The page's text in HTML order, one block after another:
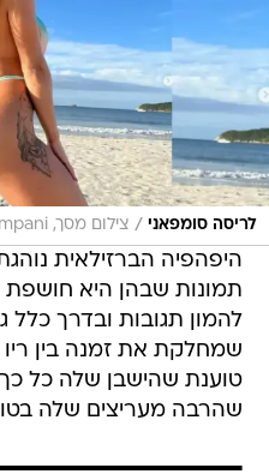
לריסה סומפאני / צילום מסך, eusumpani
היפהפיה הברזילאית
תמונות שבהן היא חושפת
להמון תגובות ובדרך כלל
שמחלקת את זמנה בין ריו
טוענת שהישבן שלה כל
שהרבה מעריצים שלה